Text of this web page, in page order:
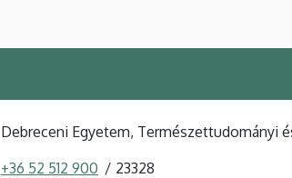
Debreceni Egyetem, Természettudományi
+36 52 512 900 23328